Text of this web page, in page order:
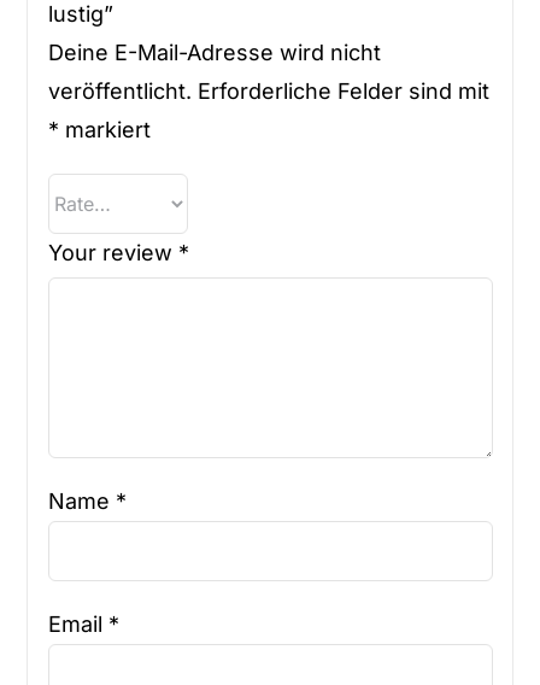
lustig”
Deine E-Mail-Adresse wird nicht
veröffentlicht. Erforderliche Felder sind mit
* markiert
Your review *
Name *
Email *